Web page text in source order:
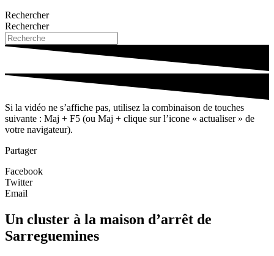
Rechercher
Rechercher
Si la vidéo ne s’affiche pas, utilisez la combinaison de touches
suivante : Maj + F5 (ou Maj + clique sur l’icone « actualiser » de
votre navigateur).
Partager
Facebook
Twitter
Email
Un cluster à la maison d’arrêt de
Sarreguemines